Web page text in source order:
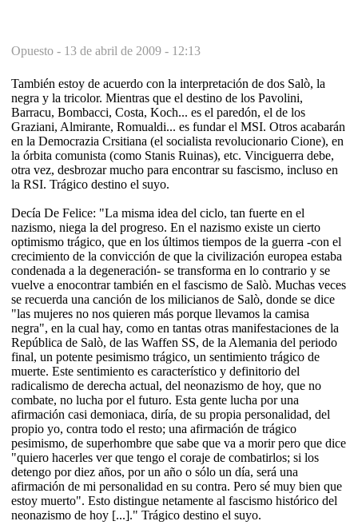
Opuesto - 13 de abril de 2009 - 12:13
También estoy de acuerdo con la interpretación de dos Salò, la
negra y la tricolor. Mientras que el destino de los Pavolini,
Barracu, Bombacci, Costa, Koch... es el paredón, el de los
Graziani, Almirante, Romualdi... es fundar el MSI. Otros acabarán
en la Democrazia Crsitiana (el socialista revolucionario Cione), en
la órbita comunista (como Stanis Ruinas), etc. Vinciguerra debe,
otra vez, desbrozar mucho para encontrar su fascismo, incluso en
la RSI. Trágico destino el suyo.
Decía De Felice: "La misma idea del ciclo, tan fuerte en el
nazismo, niega la del progreso. En el nazismo existe un cierto
optimismo trágico, que en los últimos tiempos de la guerra -con el
crecimiento de la convicción de que la civilización europea estaba
condenada a la degeneración- se transforma en lo contrario y se
vuelve a enocontrar también en el fascismo de Salò. Muchas veces
se recuerda una canción de los milicianos de Salò, donde se dice
"las mujeres no nos quieren más porque llevamos la camisa
negra", en la cual hay, como en tantas otras manifestaciones de la
República de Salò, de las Waffen SS, de la Alemania del periodo
final, un potente pesimismo trágico, un sentimiento trágico de
muerte. Este sentimiento es característico y definitorio del
radicalismo de derecha actual, del neonazismo de hoy, que no
combate, no lucha por el futuro. Esta gente lucha por una
afirmación casi demoniaca, diría, de su propia personalidad, del
propio yo, contra todo el resto; una afirmación de trágico
pesimismo, de superhombre que sabe que va a morir pero que dice
"quiero hacerles ver que tengo el coraje de combatirlos; si los
detengo por diez años, por un año o sólo un día, será una
afirmación de mi personalidad en su contra. Pero sé muy bien que
estoy muerto". Esto distingue netamente al fascismo histórico del
neonazismo de hoy [...]." Trágico destino el suyo.